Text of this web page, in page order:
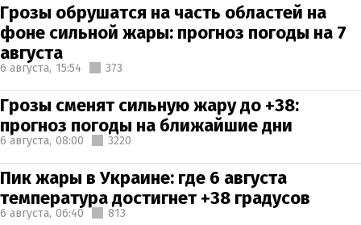
Грозы обрушатся на часть областей на
фоне сильной жары: прогноз погоды на 7
августа
6 августа, 15:54 373
Грозы сменят сильную жару до +38:
прогноз погоды на ближайшие дни
6 августа, 08:00 3220
Пик жары в Украине: где 6 августа
температура достигнет +38 градусов
6 августа, 06:40 813